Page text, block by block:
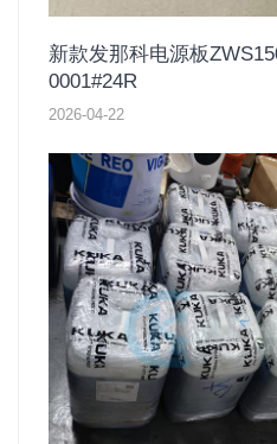
新款发那科电源板
0001#24R
2026-04-22